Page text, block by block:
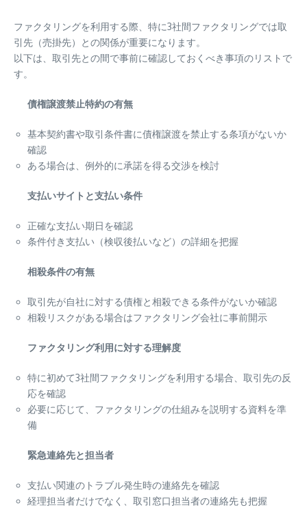
ファクタリングを利用する際、特に3社間ファクタリングでは取
引先（売掛先）との関係が重要になります。
以下は、取引先との間で事前に確認しておくべき事項のリストで
す。
債権譲渡禁止特約の有無
基本契約書や取引条件書に債権譲渡を禁止する条項がないか
確認
ある場合は、例外的に承諾を得る交渉を検討
支払いサイトと支払い条件
正確な支払い期日を確認
条件付き支払い（検収後払いなど）の詳細を把握
相殺条件の有無
取引先が自社に対する債権と相殺できる条件がないか確認
相殺リスクがある場合はファクタリング会社に事前開示
ファクタリング利用に対する理解度
特に初めて3社間ファクタリングを利用する場合、取引先の反
応を確認
必要に応じて、ファクタリングの仕組みを説明する資料を準
備
緊急連絡先と担当者
支払い関連のトラブル発生時の連絡先を確認
経理担当者だけでなく、取引窓口担当者の連絡先も把握